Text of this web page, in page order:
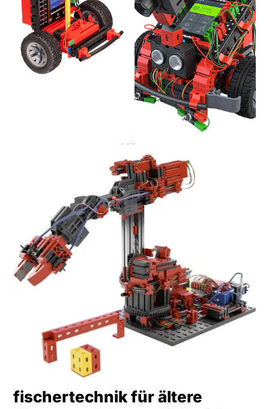
fischertechnik für ältere